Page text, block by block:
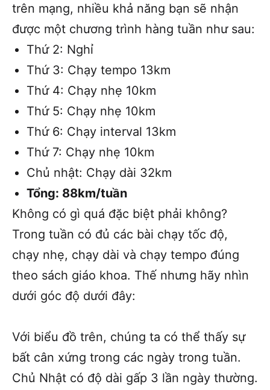
trên mạng, nhiều khả năng bạn sẽ nhận
được một chương trình hàng tuần như sau:
Thứ 2: Nghỉ
Thứ 3: Chạy tempo 13km
Thứ 4: Chạy nhẹ 10km
Thứ 5: Chạy nhẹ 10km
Thứ 6: Chạy interval 13km
Thứ 7: Chạy nhẹ 10km
Chủ nhật: Chạy dài 32km
Tổng: 88km/tuần
Không có gì quá đặc biệt phải không?
Trong tuần có đủ các bài chạy tốc độ,
chạy nhẹ, chạy dài và chạy tempo đúng
theo sách giáo khoa. Thế nhưng hãy nhìn
dưới góc độ dưới đây:
Với biểu đồ trên, chúng ta có thể thấy sự
bất cân xứng trong các ngày trong tuần.
Chủ Nhật có độ dài gấp 3 lần ngày thường.